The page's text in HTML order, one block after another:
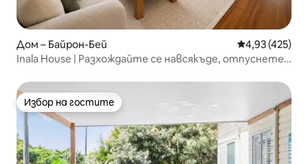
Дом – Байрон-Бей Средна
4,93 (425)
Inala House | Разхождайте се навсякъде, отпуснете
Избор на гостите
Избор на гостите